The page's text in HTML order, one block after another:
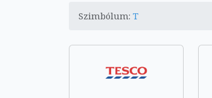
Szimbólum: T